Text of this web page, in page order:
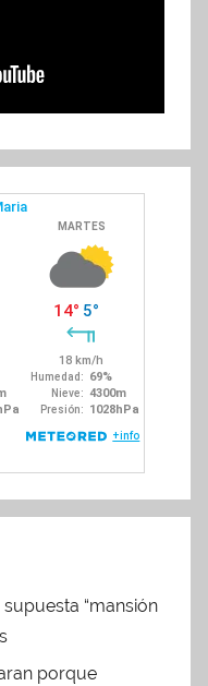
“mansión
porque